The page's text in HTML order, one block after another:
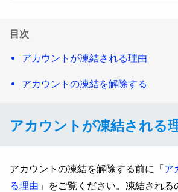
目次
アカウントが凍結される理由
アカウントの凍結を解除する
アカウントが凍結される
アカウントの凍結を解除する前に「ア
る理由 」をご覧ください。凍結される